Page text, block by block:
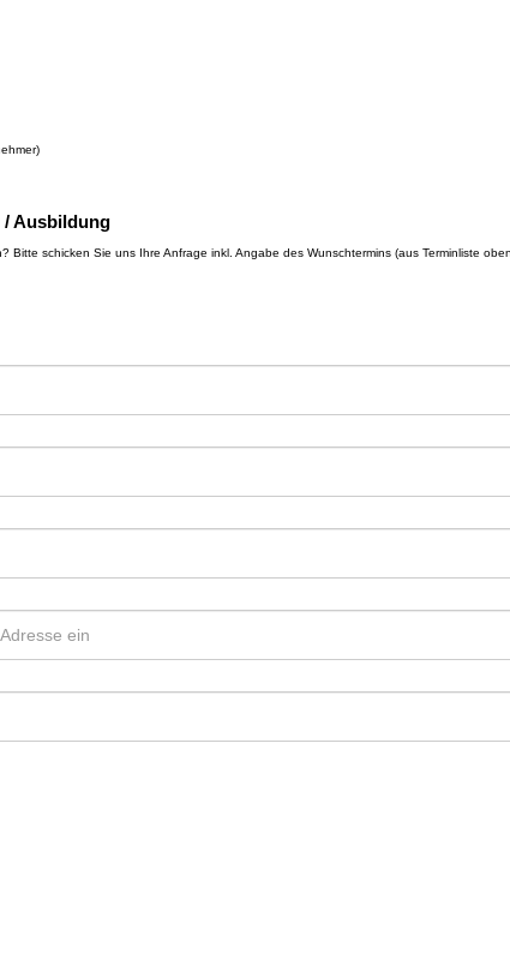
/ Ausbildung
Bitte schicken Sie uns Ihre Anfrage inkl. Angabe des Wunschtermins (aus Terminliste